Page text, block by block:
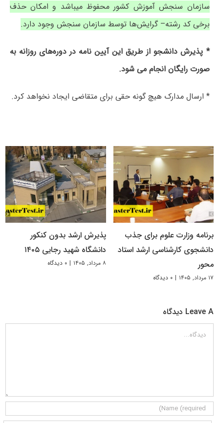
سازمان سنجش آموزش کشور محفوظ میباشد و امکان حذف
برخی کد رشته– گرایش‌ها توسط سازمان سنجش وجود دارد.
* پذیرش دانشجو از طریق این آیین نامه در دوره‌های روزانه به
صورت رایگان انجام می شود.
* ارسال مدارک هیچ گونه حقی برای متقاضی ایجاد نخواهد کرد.
برنامه وزارت علوم برای جذب
دانشجوی کارشناسی ارشد استاد
محور
۱۷ مرداد, ۱۴۰۵ | ۰ دیدگاه
پذیرش ارشد بدون کنکور
دانشگاه شهید رجایی ۱۴۰۵
۸ مرداد, ۱۴۰۵ | ۰ دیدگاه
Leave A دیدگاه
دیدگاه